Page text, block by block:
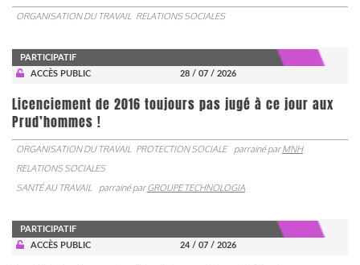
ORGANISATION DU TRAVAIL RELATIONS SOCIALES
PARTICIPATIF
ACCÈS PUBLIC
28 / 07 / 2026
Licenciement de 2016 toujours pas jugé à ce jour aux
Prud’hommes !
ORGANISATION DU TRAVAIL PROTECTION SOCIALE parrainé parMNH
RELATIONS SOCIALES
SANTÉ AU TRAVAIL
parrainé parGROUPE TECHNOLOGIA
PARTICIPATIF
ACCÈS PUBLIC
24 / 07 / 2026